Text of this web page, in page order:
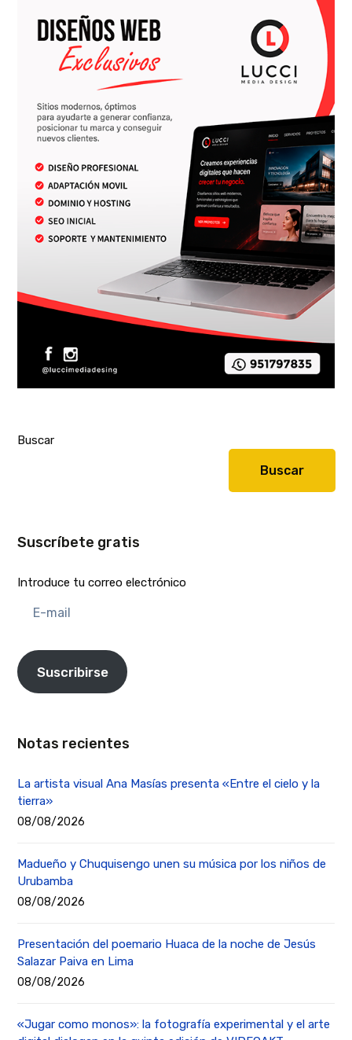
Buscar
Buscar
Suscríbete gratis
Introduce tu correo electrónico
mail
Suscribirse
Notas recientes
La artista visual Ana Masías presenta «Entre el cielo y la
tierra»
08/08/2026
Madueño y Chuquisengo unen su música por los niños de
Urubamba
08/08/2026
Presentación del poemario Huaca de la noche de Jesús
Salazar Paiva en Lima
08/08/2026
«Jugar como monos»: la fotografía experimental y el arte